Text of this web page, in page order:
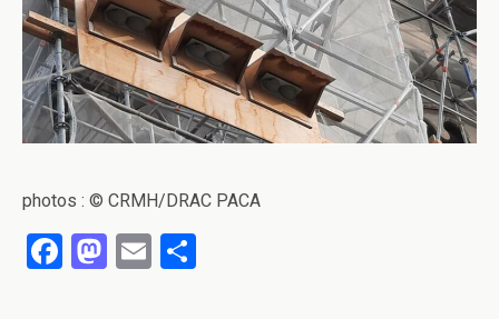
photos : © CRMH/DRAC PACA
F
M E